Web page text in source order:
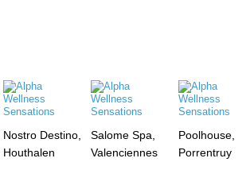
Nostro Destino,
Houthalen
Salome Spa,
Valenciennes
Poolhouse,
Porrentruy